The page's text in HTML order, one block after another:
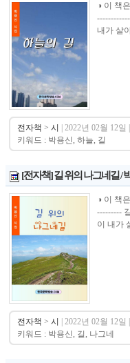
◑ 이 책
내가 살
전자책 > 시 | 2022년 02월 12
키워드 : 박용신, 하늘, 길
[전자책] 길 위의 나그네길 /
◑ 이 책
---------
이 내가
전자책 > 시 | 2022년 02월 12
키워드 : 박용신, 길, 나그네